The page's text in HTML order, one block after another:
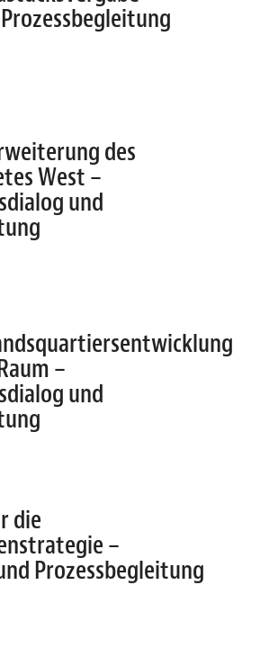
des
West –
und
–
und
die
–
Prozessbegleitung